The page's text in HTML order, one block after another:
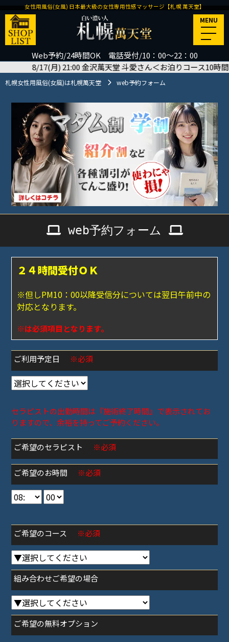
Web予約/24時間OK 電話受付/10：00～22：00
女性用風俗(女風) 日本最大級の女性専用性感マッサージ【札幌 萬天堂】
MENU
札幌女性用風俗(女風)は札幌萬天堂 web予約フォーム
月) 21:00 金沢萬天堂 斗愛さん＜お泊りコース10時間＞ご予約
web予約フォーム
２４時間受付ＯＫ
※但しPM10：00以降受信分については翌日午前中の
対応となります。
※は必須項目となります。
ご利用予定日 ※必須
セラピストの出勤時間は『施術終了時間』で表示されてお
りますので、余裕を持ってご予約ください。
ご希望のセラピスト ※必須
ご希望のお時間 ※必須
ご希望のコース ※必須
組み合わせご希望の場合
ご希望の無料オプション